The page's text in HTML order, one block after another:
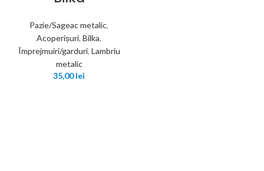
Pazie/Sageac metalic,
Acoperișuri, Bilka,
Împrejmuiri/garduri, Lambriu
metalic
35,00lei